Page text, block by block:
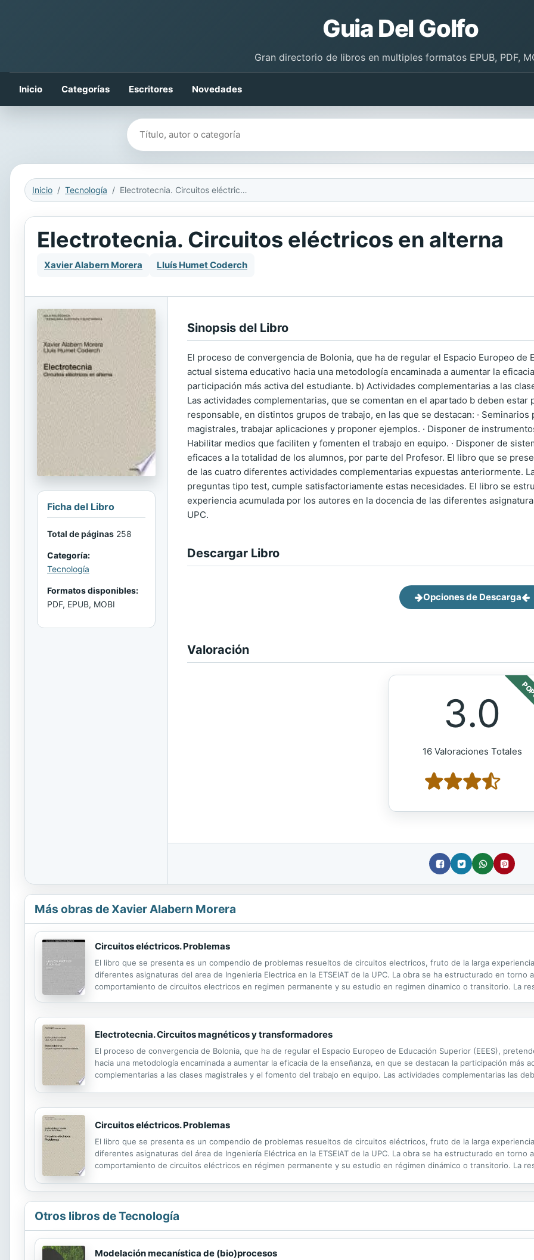
Guia Del Golfo
Gran directorio de libros en multiples formatos EPUB, PDF,
Inicio Categorías Escritores Novedades
Buscar libros
Inicio Tecnología Electrotecnia. Circuitos eléctricos en alterna
Electrotecnia. Circuitos eléctricos en alterna
Xavier Alabern Morera Lluís Humet Coderch
Ficha del Libro
Total de páginas 258
Categoría:
Tecnología
Formatos disponibles:
PDF, EPUB, MOBI
Sinopsis del Libro
El proceso de convergencia de Bolonia, que ha de regular el Espacio Europeo de
actual sistema educativo hacia una metodología encaminada a aumentar la
participación más activa del estudiante. b) Actividades complementarias a las
Las actividades complementarias, que se comentan en el apartado b deben
responsable, en distintos grupos de trabajo, en las que se destacan: ·
magistrales, trabajar aplicaciones y proponer ejemplos. · Disponer de
Habilitar medios que faciliten y fomenten el trabajo en equipo. · Disponer de
eficaces a la totalidad de los alumnos, por parte del Profesor. El libro que se
de las cuatro diferentes actividades complementarias expuestas anteriormente.
preguntas tipo test, cumple satisfactoriamente estas necesidades. El libro se
experiencia acumulada por los autores en la docencia de las diferentes
UPC.
Descargar Libro
Opciones de Descarga
Valoración
3.0
16 Valoraciones Totales
Más obras de Xavier Alabern Morera
Circuitos eléctricos. Problemas
El libro que se presenta es un compendio de problemas resueltos de circuitos electricos, fruto de la larga
diferentes asignaturas del area de Ingenieria Electrica en la ETSEIAT de la UPC. La obra se ha estructurado en
comportamiento de circuitos electricos en regimen permanente y su estudio en regimen dinamico o transitorio. La
Electrotecnia. Circuitos magnéticos y transformadores
El proceso de convergencia de Bolonia, que ha de regular el Espacio Europeo de Educación Superior (EEES),
hacia una metodología encaminada a aumentar la eficacia de la enseñanza, en que se destacan la participación más
complementarias a las clases magistrales y el fomento del trabajo en equipo. Las actividades complementarias las
Circuitos eléctricos. Problemas
El libro que se presenta es un compendio de problemas resueltos de circuitos eléctricos, fruto de la larga
diferentes asignaturas del área de Ingeniería Eléctrica en la ETSEIAT de la UPC. La obra se ha estructurado en
comportamiento de circuitos eléctricos en régimen permanente y su estudio en régimen dinámico o transitorio. La
Otros libros de Tecnología
Modelación mecanística de (bio)procesos